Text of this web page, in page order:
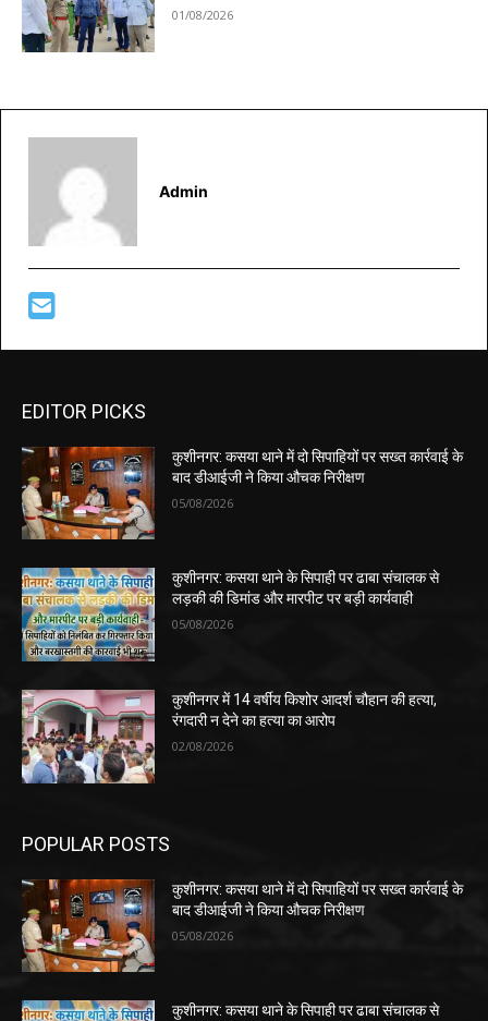
01/08/2026
Admin
EDITOR PICKS
कुशीनगर: कसया थाने में दो सिपाहियों पर सख्त कार्रवाई के
बाद डीआईजी ने किया औचक निरीक्षण
05/08/2026
कुशीनगर: कसया थाने के सिपाही पर ढाबा संचालक से
लड़की की डिमांड और मारपीट पर बड़ी कार्यवाही
05/08/2026
कुशीनगर में 14 वर्षीय किशोर आदर्श चौहान की हत्या,
रंगदारी न देने का हत्या का आरोप
02/08/2026
POPULAR POSTS
कुशीनगर: कसया थाने में दो सिपाहियों पर सख्त कार्रवाई के
बाद डीआईजी ने किया औचक निरीक्षण
05/08/2026
कुशीनगर: कसया थाने के सिपाही पर ढाबा संचालक से